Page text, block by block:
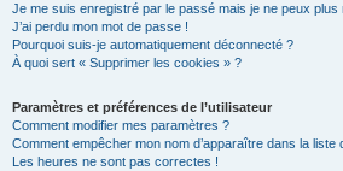
Je me suis enregistré par le passé mais je ne peux plus
J’ai perdu mon mot de passe !
Pourquoi suis-je automatiquement déconnecté ?
À quoi sert « Supprimer les cookies » ?
Paramètres et préférences de l’utilisateur
Comment modifier mes paramètres ?
Comment empêcher mon nom d’apparaître dans la
Les heures ne sont pas correctes !